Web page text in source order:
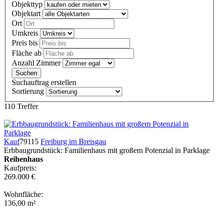
Objekttyp
Objektart
Ort
Umkreis
Preis bis
Fläche ab
Anzahl Zimmer
Suchauftrag erstellen
Sortierung
110 Treffer
Kauf79115 Freiburg im Breisgau
Erbbaugrundstück: Familienhaus mit großem Potenzial in Parklage
Reihenhaus
Kaufpreis:
269.000 €
Wohnfläche:
136,00 m²